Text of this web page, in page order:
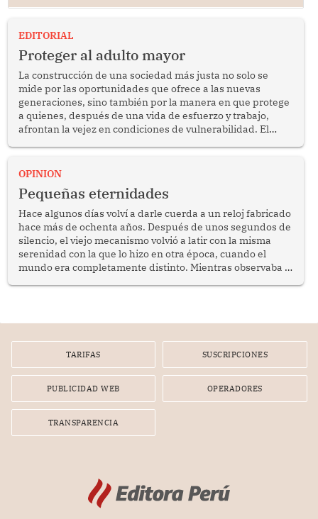
EDITORIAL
Proteger al adulto mayor
La construcción de una sociedad más justa no solo se
mide por las oportunidades que ofrece a las nuevas
generaciones, sino también por la manera en que protege
a quienes, después de una vida de esfuerzo y trabajo,
afrontan la vejez en condiciones de vulnerabilidad. El
bimestrales el subsidio que reciben los beneficiarios del
reflexionar sobre la importancia de fortalecer las políticas
públicas dirigidas a los adultos mayores en pobreza.
OPINION
Pequeñas eternidades
Hace algunos días volví a darle cuerda a un reloj fabricado
hace más de ochenta años. Después de unos segundos de
silencio, el viejo mecanismo volvió a latir con la misma
serenidad con la que lo hizo en otra época, cuando el
mundo era completamente distinto. Mientras observaba el
TARIFAS SUSCRIPCIONES
PUBLICIDAD WEB OPERADORES
TRANSPARENCIA